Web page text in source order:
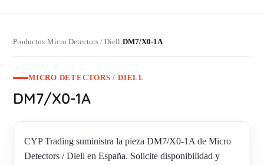
Productos›Micro Detectors / Diell›DM7/X0-1A
MICRO DETECTORS / DIELL
DM7/X0-1A
CYP Trading suministra la pieza DM7/X0-1A de Micro
Detectors / Diell en España. Solicite disponibilidad y